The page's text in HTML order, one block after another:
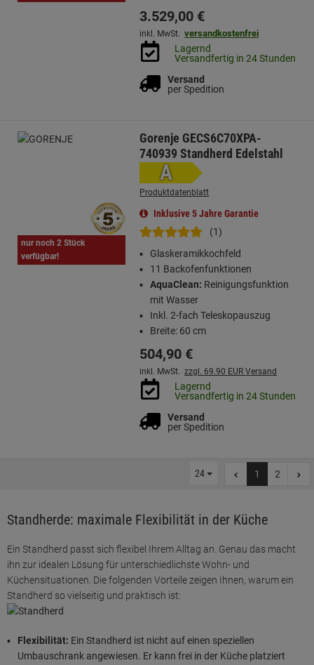
3.529,00 €
inkl. MwSt. versandkostenfrei
Lagernd
Versandfertig in 24 Stunden
Versand
per Spedition
nur noch 2 Stück
verfügbar!
Gorenje GECS6C70XPA-
740939 Standherd Edelstahl
A
Produktdatenblatt
Inklusive 5 Jahre Garantie
(1)
Glaskeramikkochfeld
11 Backofenfunktionen
AquaClean: Reinigungsfunktion
mit Wasser
Inkl. 2-fach Teleskopauszug
Breite: 60 cm
504,90 €
inkl. MwSt. zzgl. 69.90 EUR Versand
Lagernd
Versandfertig in 24 Stunden
Versand
per Spedition
24 1 2
Standherde: maximale Flexibilität in der Küche
Ein Standherd passt sich flexibel Ihrem Alltag an. Genau das macht
ihn zur idealen Lösung für unterschiedlichste Wohn- und
Küchensituationen. Die folgenden Vorteile zeigen Ihnen, warum ein
Standherd so vielseitig und praktisch ist:
Flexibilität: Ein Standherd ist nicht auf einen speziellen
Umbauschrank angewiesen. Er kann frei in der Küche platziert